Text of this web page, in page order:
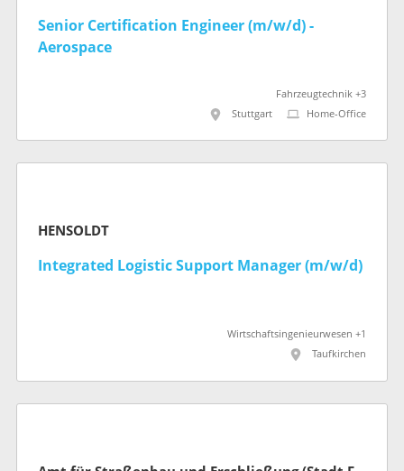
Senior Certification Engineer (m/w/d) -
Aerospace
Fahrzeugtechnik +3
Stuttgart
Home-Office
HENSOLDT
Integrated Logistic Support Manager (m/w/d)
Wirtschaftsingenieurwesen +1
Taufkirchen